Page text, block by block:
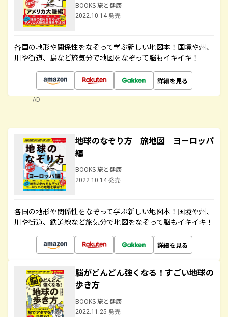
BOOKS 旅と健康
2022.10.14 発売
各国の地形や関係性をなぞって学ぶ新しい地図本！国境や州、
川や街道、島など旅気分で地図をなぞって脳もイキイキ！
詳細を見る
AD
地球のなぞり方 旅地図 ヨーロッパ
編
BOOKS 旅と健康
2022.10.14 発売
各国の地形や関係性をなぞって学ぶ新しい地図本！国境や州、
川や街道、鉄道線など旅気分で地図をなぞって脳もイキイキ！
詳細を見る
脳がどんどん強くなる！すごい地球の
歩き方
BOOKS 旅と健康
2022.11.25 発売